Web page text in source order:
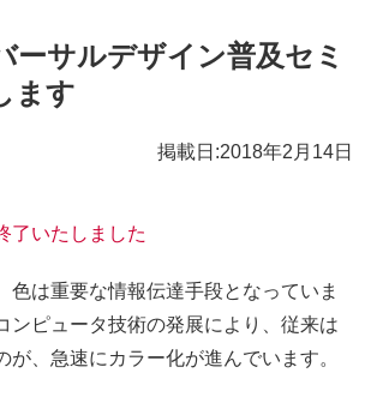
ーサルデザイン普及セミ
ます
掲載日:2018年2月14日
了いたしました
色は重要な情報伝達手段となっていま
ンピュータ技術の発展により、従来は
が、急速にカラー化が進んでいます。